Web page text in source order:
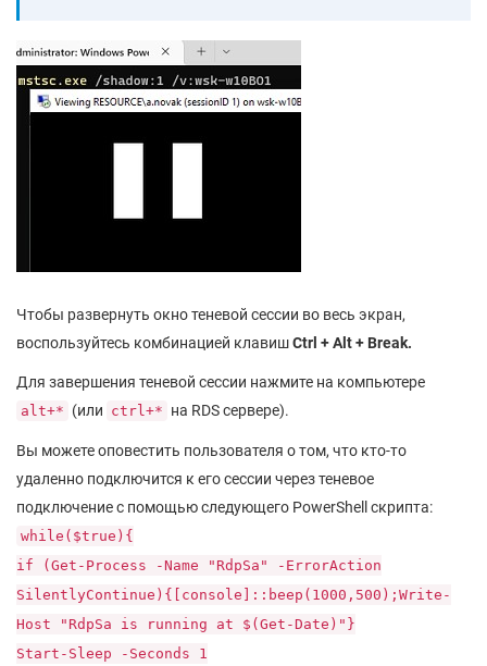
Чтобы развернуть окно теневой сессии во весь экран,
воспользуйтесь комбинацией клавишCtrl + Alt + Break.
Для завершения теневой сессии нажмите на компьютере
alt+* (или ctrl+* на RDS сервере).
Вы можете оповестить пользователя о том, что кто-то
удаленно подключится к его сессии через теневое
подключение с помощью следующего PowerShell скрипта:
while($true){
if (Get-Process -Name "RdpSa" -ErrorAction
SilentlyContinue){[console]::beep(1000,500);Write-
Host "RdpSa is running at $(Get-Date)"}
Start-Sleep -Seconds 1